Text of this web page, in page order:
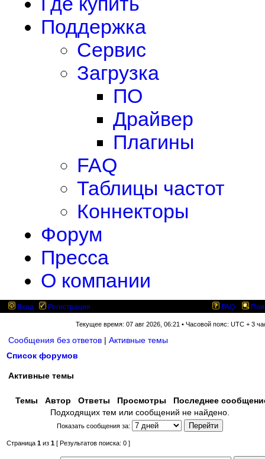
Поддержка
Сервис
Загрузка
ПО
Драйвер
Плагины
FAQ
Таблицы частот
Коннекторы
Форум
Пресса
О компании
Вход Регистрация FAQ
Текущее время: 07 авг 2026, 06:21 • Часовой пояс: UTC + 3
Сообщения без ответов | Активные темы
Список форумов
Активные темы
Темы Автор Ответы Просмотры
Последнее
Подходящих тем или сообщений не найдено.
Показать сообщения за:
Страница 1 из 1 [ Результатов поиска: 0 ]